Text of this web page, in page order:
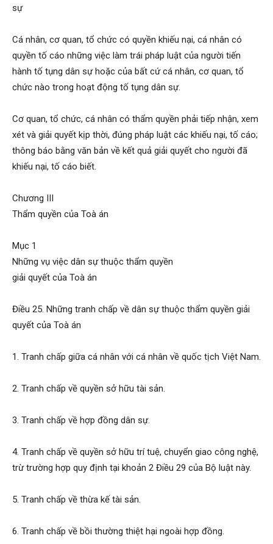
sự
Cá nhân, cơ quan, tổ chức có quyền khiếu nại, cá nhân có
quyền tố cáo những việc làm trái pháp luật của người tiến
hành tố tụng dân sự hoặc của bất cứ cá nhân, cơ quan, tổ
chức nào trong hoạt động tố tụng dân sự.
Cơ quan, tổ chức, cá nhân có thẩm quyền phải tiếp nhận, xem
xét và giải quyết kịp thời, đúng pháp luật các khiếu nại, tố cáo;
thông báo bằng văn bản về kết quả giải quyết cho người đã
khiếu nại, tố cáo biết.
Chương III
Thẩm quyền của Toà án
Mục 1
Những vụ việc dân sự thuộc thẩm quyền
giải quyết của Toà án
Điều 25. Những tranh chấp về dân sự thuộc thẩm quyền giải
quyết của Toà án
1. Tranh chấp giữa cá nhân với cá nhân về quốc tịch Việt Nam.
2. Tranh chấp về quyền sở hữu tài sản.
3. Tranh chấp về hợp đồng dân sự.
4. Tranh chấp về quyền sở hữu trí tuệ, chuyển giao công nghệ,
trừ trường hợp quy định tại khoản 2 Điều 29 của Bộ luật này.
5. Tranh chấp về thừa kế tài sản.
6. Tranh chấp về bồi thường thiệt hại ngoài hợp đồng.